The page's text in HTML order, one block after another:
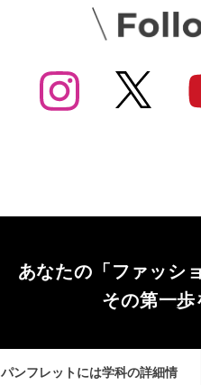
あなたの「ファッシ
その第一歩
パンフレットには学科の詳細情